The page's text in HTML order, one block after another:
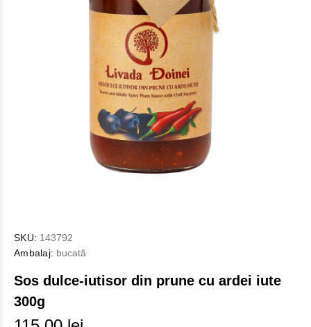
SKU: 143792
Ambalaj: bucată
Sos dulce-iutisor din prune cu ardei iute
300g